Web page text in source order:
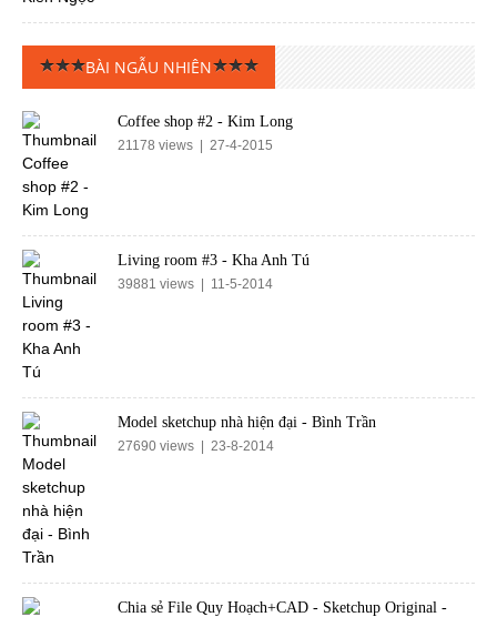
BÀI NGẪU NHIÊN
Coffee shop #2 - Kim Long
21178 views | 27-4-2015
Living room #3 - Kha Anh Tú
39881 views | 11-5-2014
Model sketchup nhà hiện đại - Bình Trần
27690 views | 23-8-2014
Chia sẻ File Quy Hoạch+CAD - Sketchup Original -